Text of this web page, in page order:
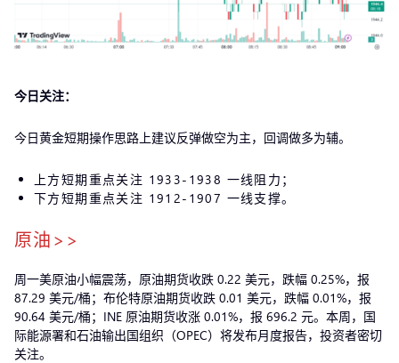
今日关注：
今日黄金短期操作思路上建议反弹做空为主，回调做多为辅。
上方短期重点关注 1933-1938 一线阻力；
下方短期重点关注 1912-1907 一线支撑。
原油>>
周一美原油小幅震荡，原油期货收跌 0.22 美元，跌幅 0.25%，报
87.29 美元/桶；布伦特原油期货收跌 0.01 美元，跌幅 0.01%，报
90.64 美元/桶；INE 原油期货收涨 0.01%，报 696.2 元。本周，国
际能源署和石油输出国组织（OPEC）将发布月度报告，投资者密切
关注。